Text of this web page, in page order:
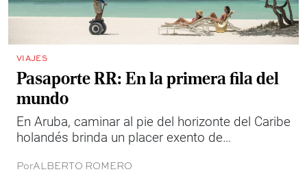
VIAJES
Pasaporte RR: En la primera fila del
mundo
En Aruba, caminar al pie del horizonte del Caribe
holandés brinda un placer exento de
PorALBERTO ROMERO